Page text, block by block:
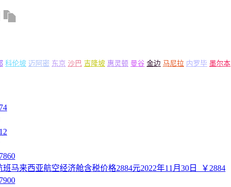
科伦坡 迈阿密 东京 沙巴 吉隆坡 惠灵顿 曼谷 金边 马尼拉 内罗毕 墨尔本
马来西亚航空经济舱含税价格2884元2022年11月30日
￥2884